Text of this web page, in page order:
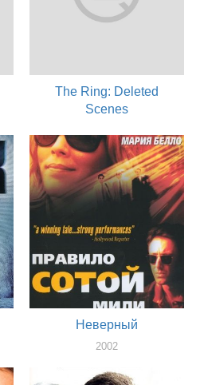
The Ring: Deleted
Scenes
актер
Неверный
2002